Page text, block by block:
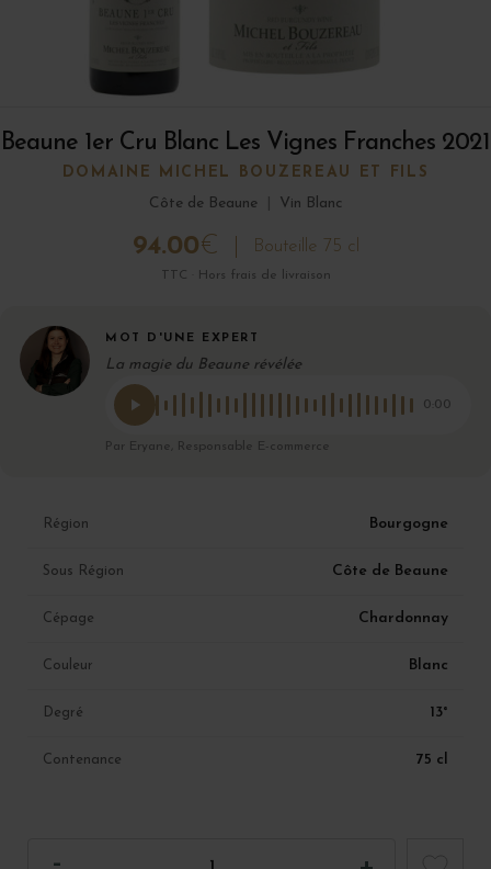
Beaune 1er Cru Blanc Les Vignes Franches 2021
DOMAINE MICHEL BOUZEREAU ET FILS
Côte de Beaune
Vin Blanc
94.00€ Bouteille 75 cl
TTC · Hors frais de livraison
MOT D'UNE EXPERT
La magie du Beaune révélée
0:00
Par Eryane, Responsable E-commerce
Région Bourgogne
Sous Région Côte de Beaune
Cépage Chardonnay
Couleur Blanc
Degré 13°
Contenance 75 cl